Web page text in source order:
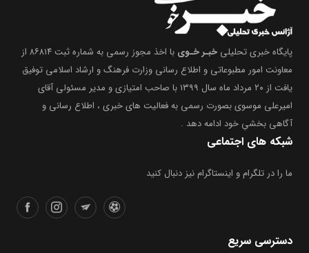
پایگاه خبری تحلیلی خبـر خـوی
با اخذ مجوز رسمی به شماره ثبت ۸۶۸۱۴ از
معاونت امور مطبوعاتی و اطلاع رسانی وزارت فرهنگ و ارشاد اسلامی توفیق
یافت از ۲۰ مرداد ماه سال ۱۳۹۹ با صاحب امتیازی و مدیر مسئولی آقای
امیرعلی موسوی بصورت رسمی به فعالیت های خبری ، اطلاع رسانی و
آگاهی بخشیِ خود ادامه دهد .
شبکه های اجتماعی
ما را در تلگرام و اینستاگرام نیز دنبال کنید
دسترسی سریع